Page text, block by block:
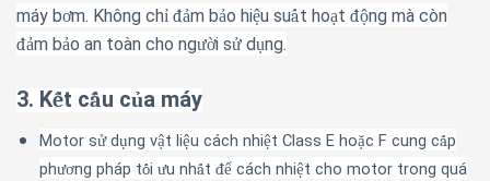
máy bơm. Không chỉ đảm bảo hiệu suất hoạt động mà còn
đảm bảo an toàn cho người sử dụng.
3. Kết cấu của máy
Motor sửdụng vật liệu cách nhiệt Class E hoặc F cung cấp
phương pháp tối ưu nhất đểcách nhiệt cho motor trong quá